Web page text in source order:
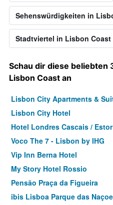
Sehenswürdigkeiten in
Stadtviertel in Lisbon Coast
Schau dir diese beliebten
Lisbon Coast an
Lisbon City Apartments &
Lisbon City Hotel
Hotel Londres Cascais /
Voco The 7 - Lisbon by IHG
Vip Inn Berna Hotel
My Story Hotel Rossio
Pensão Praça da Figueira
ibis Lisboa Parque das